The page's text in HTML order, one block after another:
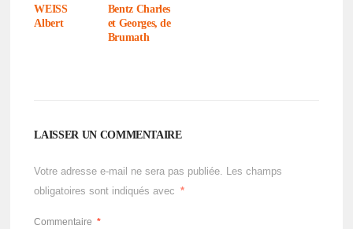
WEISS
Albert
Bentz Charles
et Georges, de
Brumath
LAISSER UN COMMENTAIRE
Votre adresse e-mail ne sera pas publiée. Les champs
obligatoires sont indiqués avec
*
Commentaire *